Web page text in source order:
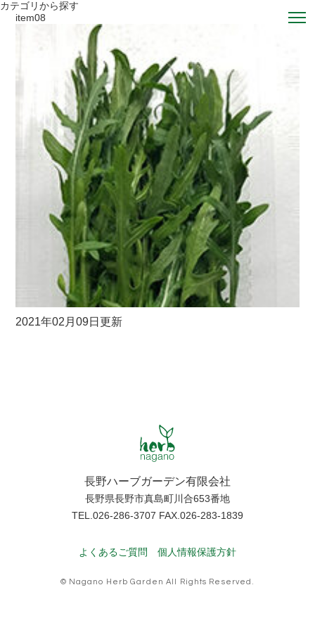
カテゴリから探す
item08
2021年02月09日更新
長野ハーブガーデン有限会社
長野県長野市真島町川合653番地
TEL.026-286-3707 FAX.026-283-1839
よくあるご質問 個人情報保護方針
© Nagano Herb Garden All Rights Reserved.